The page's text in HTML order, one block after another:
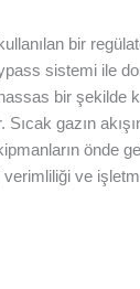
bir
sistemi ile
bir
gazın
önde
ve